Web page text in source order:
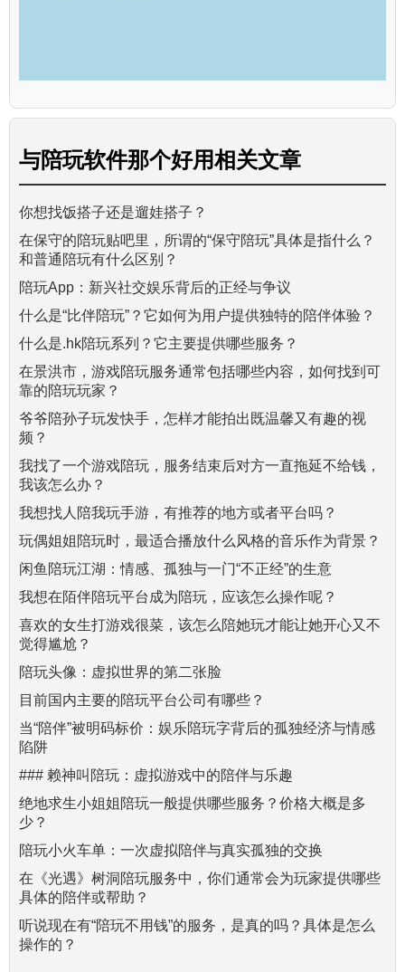
与陪玩软件那个好用相关文章
你想找饭搭子还是遛娃搭子？
在保守的陪玩贴吧里，所谓的“保守陪玩”具体是指什么？
和普通陪玩有什么区别？
陪玩App：新兴社交娱乐背后的正经与争议
什么是“比伴陪玩”？它如何为用户提供独特的陪伴体验？
什么是.hk陪玩系列？它主要提供哪些服务？
在景洪市，游戏陪玩服务通常包括哪些内容，如何找到可
靠的陪玩玩家？
爷爷陪孙子玩发快手，怎样才能拍出既温馨又有趣的视
频？
我找了一个游戏陪玩，服务结束后对方一直拖延不给钱，
我该怎么办？
我想找人陪我玩手游，有推荐的地方或者平台吗？
玩偶姐姐陪玩时，最适合播放什么风格的音乐作为背景？
闲鱼陪玩江湖：情感、孤独与一门“不正经”的生意
我想在陌伴陪玩平台成为陪玩，应该怎么操作呢？
喜欢的女生打游戏很菜，该怎么陪她玩才能让她开心又不
觉得尴尬？
陪玩头像：虚拟世界的第二张脸
目前国内主要的陪玩平台公司有哪些？
当“陪伴”被明码标价：娱乐陪玩字背后的孤独经济与情感
陷阱
### 赖神叫陪玩：虚拟游戏中的陪伴与乐趣
绝地求生小姐姐陪玩一般提供哪些服务？价格大概是多
少？
陪玩小火车单：一次虚拟陪伴与真实孤独的交换
在《光遇》树洞陪玩服务中，你们通常会为玩家提供哪些
具体的陪伴或帮助？
听说现在有“陪玩不用钱”的服务，是真的吗？具体是怎么
操作的？